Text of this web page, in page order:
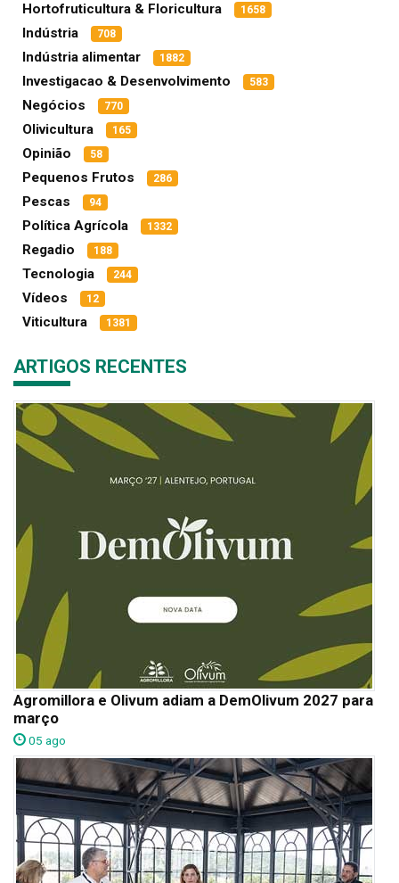
Hortofruticultura & Floricultura 1658
Indústria 708
Indústria alimentar 1882
Investigacao & Desenvolvimento 583
Negócios 770
Olivicultura 165
Opinião 58
Pequenos Frutos 286
Pescas 94
Política Agrícola 1332
Regadio 188
Tecnologia 244
Vídeos 12
Viticultura 1381
ARTIGOS RECENTES
Agromillora e Olivum adiam a DemOlivum 2027 para
março
05 ago